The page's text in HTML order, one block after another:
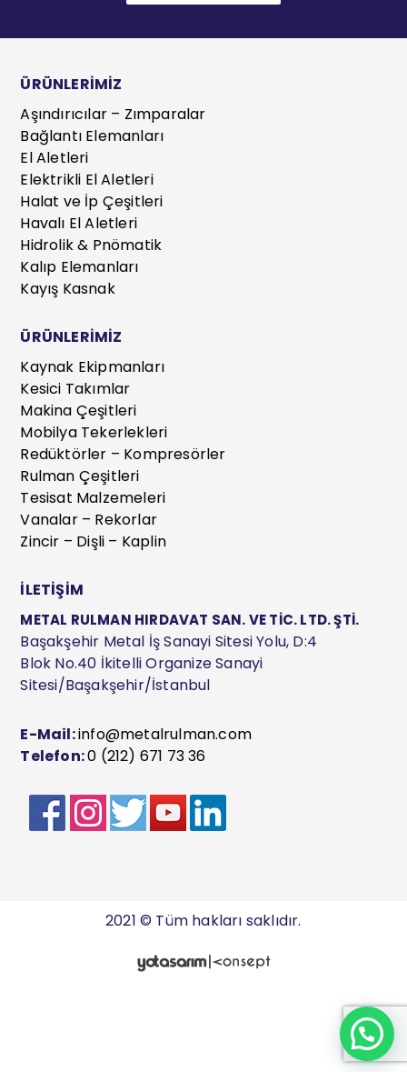
ÜRÜNLERİMİZ
Aşındırıcılar – Zımparalar
Bağlantı Elemanları
El Aletleri
Elektrikli El Aletleri
Halat ve İp Çeşitleri
Havalı El Aletleri
Hidrolik & Pnömatik
Kalıp Elemanları
Kayış Kasnak
ÜRÜNLERİMİZ
Kaynak Ekipmanları
Kesici Takımlar
Makina Çeşitleri
Mobilya Tekerlekleri
Redüktörler – Kompresörler
Rulman Çeşitleri
Tesisat Malzemeleri
Vanalar – Rekorlar
Zincir – Dişli – Kaplin
İLETİŞİM
METAL RULMAN HIRDAVAT SAN. VE TİC. LTD. ŞTİ.
Başakşehir Metal İş Sanayi Sitesi Yolu, D:4
Blok No.40 İkitelli Organize Sanayi
Sitesi/Başakşehir/İstanbul
E-Mail:info@metalrulman.com
Telefon:0 (212) 671 73 36
2021 © Tüm hakları saklıdır.